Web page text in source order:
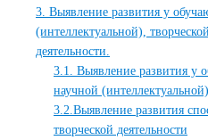
3. Выявление развития у
(интеллектуальной),
деятельности.
3.1. Выявление развития у
научной
3.2.Выявление развития
творческой деятельности